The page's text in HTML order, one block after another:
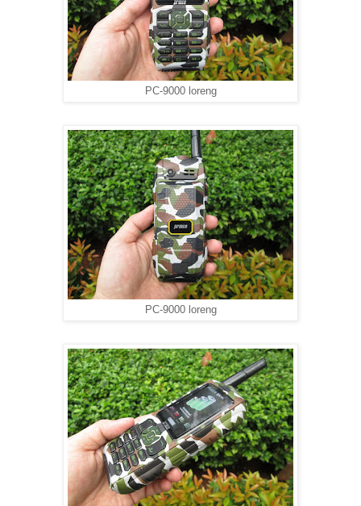
PC-9000 loreng
PC-9000 loreng